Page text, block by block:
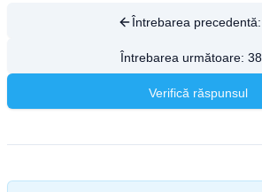
Întrebarea precedentă:
Întrebarea următoare: 38
Verifică răspunsul